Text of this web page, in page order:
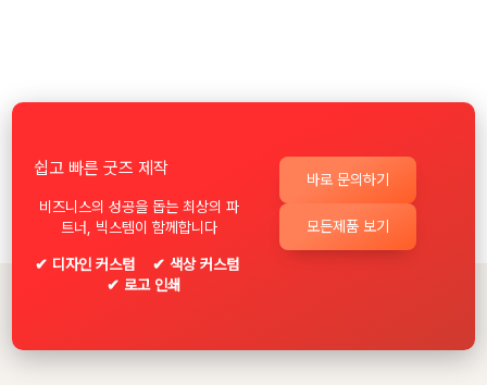
쉽고 빠른 굿즈 제작
비즈니스의 성공을 돕는 최상의 파
트너, 빅스템이 함께합니다
✔ 디자인 커스텀 ✔ 색상 커스텀
✔ 로고 인쇄
바로 문의하기
모든제품 보기